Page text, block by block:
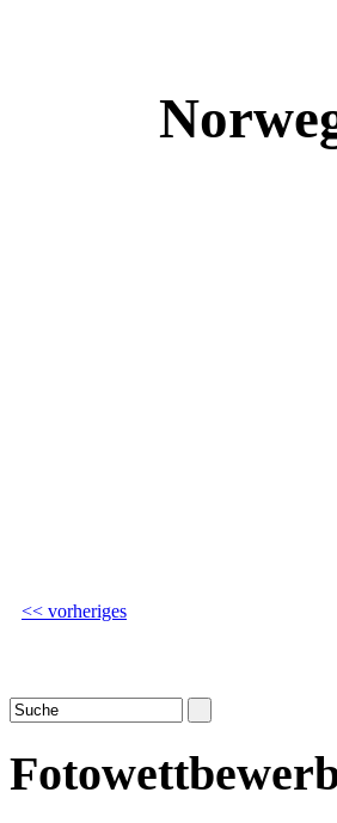
<< vorheriges